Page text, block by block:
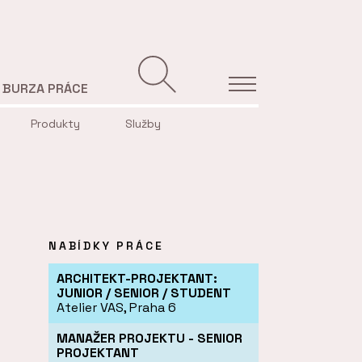
Produkty Služby
BURZA PRÁCE
NABÍDKY PRÁCE
ARCHITEKT-PROJEKTANT:
JUNIOR / SENIOR / STUDENT
Atelier VAS, Praha 6
MANAŽER PROJEKTU - SENIOR
PROJEKTANT